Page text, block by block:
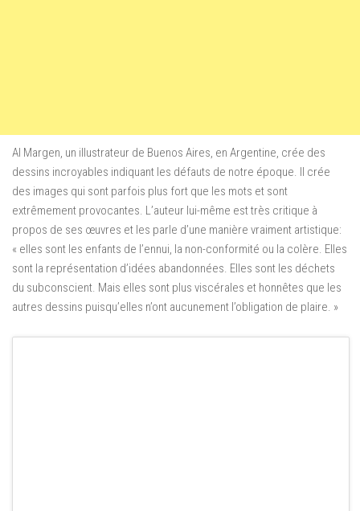
Al Margen, un illustrateur de Buenos Aires, en Argentine, crée des
dessins incroyables indiquant les défauts de notre époque. Il crée
des images qui sont parfois plus fort que les mots et sont
extrêmement provocantes. L’auteur lui-même est très critique à
propos de ses œuvres et les parle d’une manière vraiment artistique:
« elles sont les enfants de l’ennui, la non-conformité ou la colère. Elles
sont la représentation d’idées abandonnées. Elles sont les déchets
du subconscient. Mais elles sont plus viscérales et honnêtes que les
autres dessins puisqu’elles n’ont aucunement l’obligation de plaire. »